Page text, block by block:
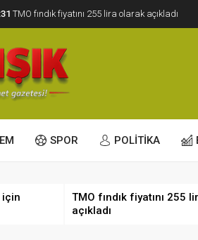
TMO fındık fiyatını 255 lira olarak açıkladı
SPOR POLİTİKA
için
TMO fındık fiyatını 255
açıkladı